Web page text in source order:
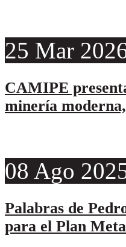
25 Mar
CAMIPE
minería
08 Ago
Palabras de
para el Plan